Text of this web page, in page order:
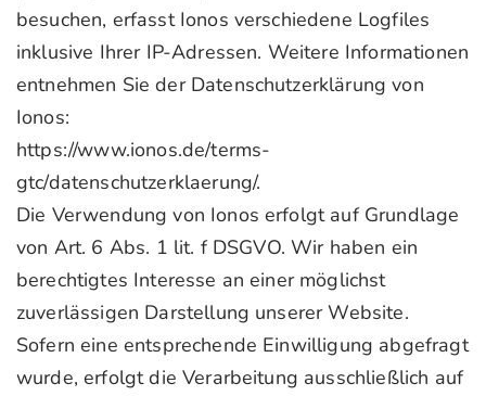
besuchen, erfasst Ionos verschiedene Logfiles
inklusive Ihrer IP-Adressen. Weitere Informationen
entnehmen Sie der Datenschutzerklärung von
Ionos:
https://www.ionos.de/terms-
gtc/datenschutzerklaerung/.
Die Verwendung von Ionos erfolgt auf Grundlage
von Art. 6 Abs. 1 lit. f DSGVO. Wir haben ein
berechtigtes Interesse an einer möglichst
zuverlässigen Darstellung unserer Website.
Sofern eine entsprechende Einwilligung abgefragt
wurde, erfolgt die Verarbeitung ausschließlich auf